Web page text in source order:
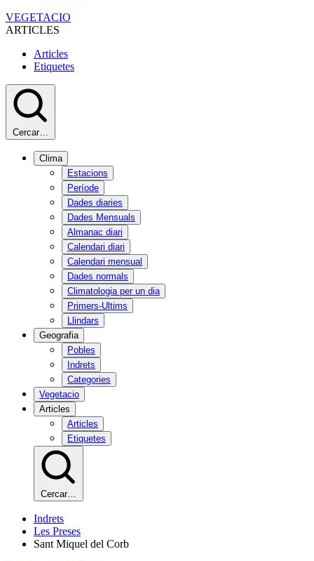
VEGETACIO
ARTICLES
Articles
Etiquetes
Cercar…
Clima
Estacions
Període
Dades diaries
Dades Mensuals
Almanac diari
Calendari diari
Calendari mensual
Dades normals
Climatologia per un dia
Primers-Ultims
Llindars
Geografia
Pobles
Indrets
Categories
Vegetacio
Articles
Articles
Etiquetes
Cercar…
Indrets
Les Preses
Sant Miquel del Corb